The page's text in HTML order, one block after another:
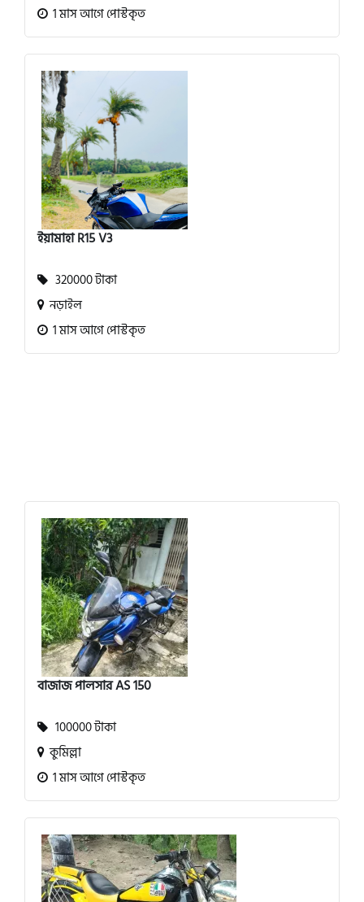
1 মাস আগে পোস্টকৃত
ইয়ামাহা R15 V3
320000 টাকা
নড়াইল
1 মাস আগে পোস্টকৃত
বাজাজ পালসার AS 150
100000 টাকা
কুমিল্লা
1 মাস আগে পোস্টকৃত